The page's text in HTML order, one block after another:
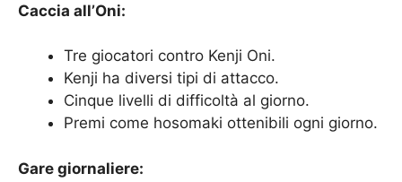
Caccia all’Oni:
Tre giocatori contro Kenji Oni.
Kenji ha diversi tipi di attacco.
Cinque livelli di difficoltà al giorno.
Premi come hosomaki ottenibili ogni giorno.
Gare giornaliere: